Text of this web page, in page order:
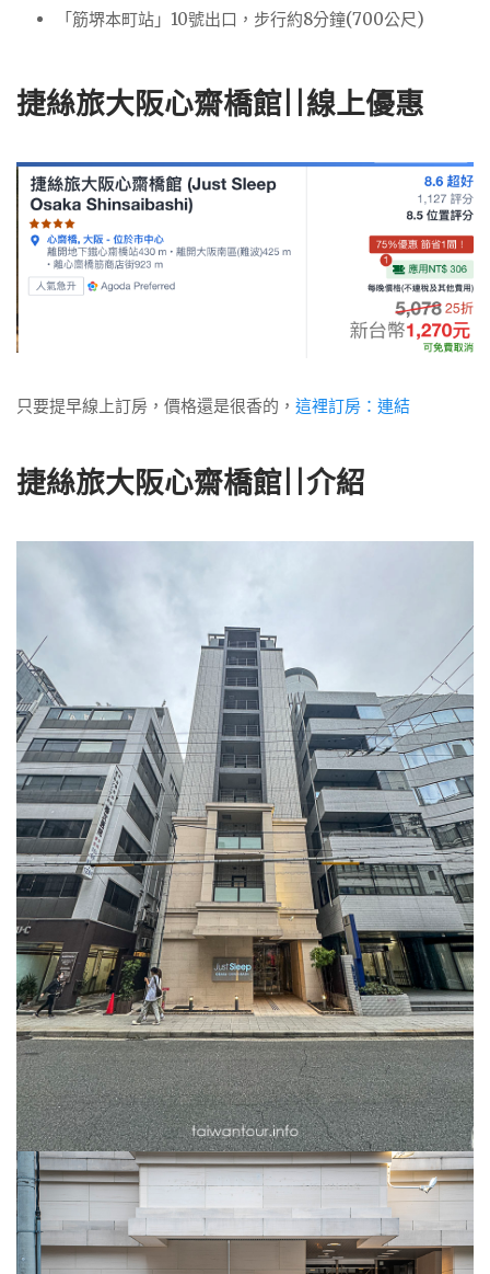
「筋堺本町站」10號出口，步行約8分鐘(700公尺)
捷絲旅大阪心齋橋館||線上優惠
只要提早線上訂房，價格還是很香的， 這裡訂房：連結
捷絲旅大阪心齋橋館||介紹